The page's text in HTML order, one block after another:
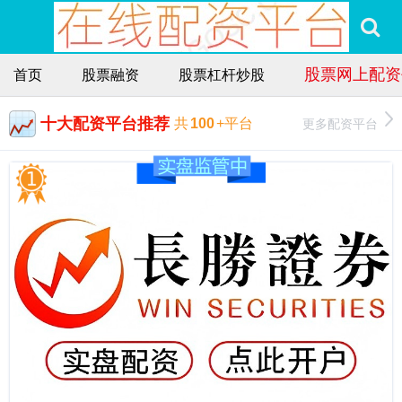
首页 股票融资 股票杠杆炒股 股票网上配
十大配资平台推荐 共100+平台 更多配资平台